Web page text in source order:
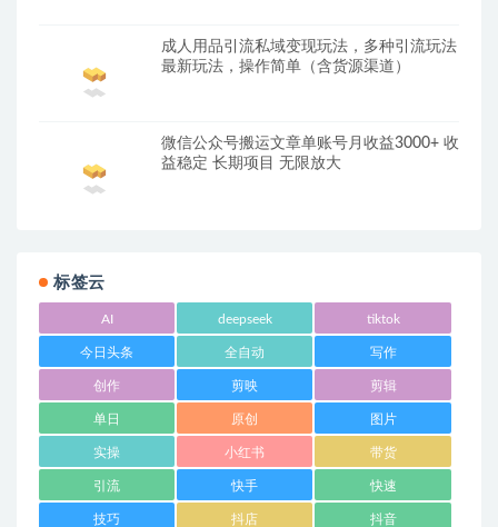
成人用品引流私域变现玩法，多种引流玩法
最新玩法，操作简单（含货源渠道）
微信公众号搬运文章单账号月收益3000+ 收
益稳定 长期项目 无限放大
标签云
AI deepseek tiktok
今日头条 全自动 写作
创作 剪映 剪辑
单日 原创 图片
实操 小红书 带货
引流 快手 快速
技巧 抖店 抖音